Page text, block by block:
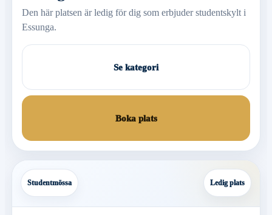
Den här platsen är ledig för dig som erbjuder studentskylt i
Essunga.
Se kategori
Boka plats
Studentmössa Ledig plats